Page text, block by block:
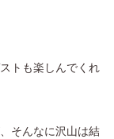
トも楽しんでくれ
そんなに沢山は結